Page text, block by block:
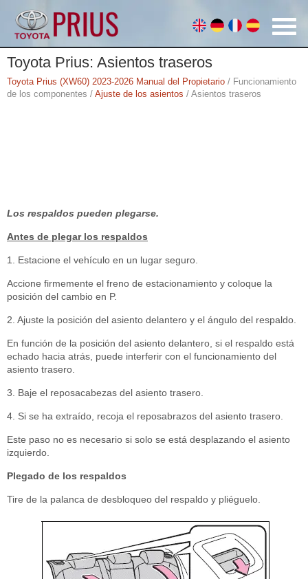
Toyota Prius: Asientos traseros
Toyota Prius (XW60) 2023-2026 Manual del Propietario / Funcionamiento
de los componentes / Ajuste de los asientos / Asientos traseros
Los respaldos pueden plegarse.
Antes de plegar los respaldos
1. Estacione el vehículo en un lugar seguro.
Accione firmemente el freno de estacionamiento y coloque la
posición del cambio en P.
2. Ajuste la posición del asiento delantero y el ángulo del respaldo.
En función de la posición del asiento delantero, si el respaldo está
echado hacia atrás, puede interferir con el funcionamiento del
asiento trasero.
3. Baje el reposacabezas del asiento trasero.
4. Si se ha extraído, recoja el reposabrazos del asiento trasero.
Este paso no es necesario si solo se está desplazando el asiento
izquierdo.
Plegado de los respaldos
Tire de la palanca de desbloqueo del respaldo y pliéguelo.